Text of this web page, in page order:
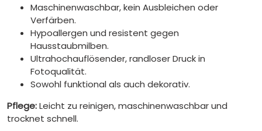
Maschinenwaschbar, kein Ausbleichen oder
Verfärben.
Hypoallergen und resistent gegen
Hausstaubmilben.
Ultrahochauflösender, randloser Druck in
Fotoqualität.
Sowohl funktional als auch dekorativ.
Pflege:Leicht zu reinigen, maschinenwaschbar und
trocknet schnell.